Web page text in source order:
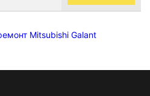
Mitsubishi Galant